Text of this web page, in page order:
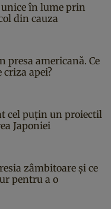
în lume prin
din cauza
presa americană. Ce
apei?
cel puțin un proiectil
Japoniei
zâmbitoare și ce
pentru a o